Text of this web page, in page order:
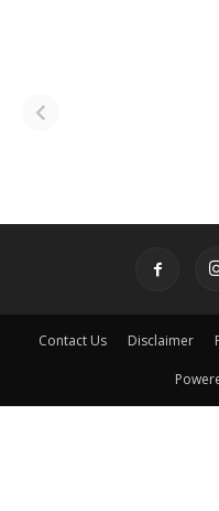
పితృదేవతల ఆశీర్వాదం
Contact Us Disclaimer